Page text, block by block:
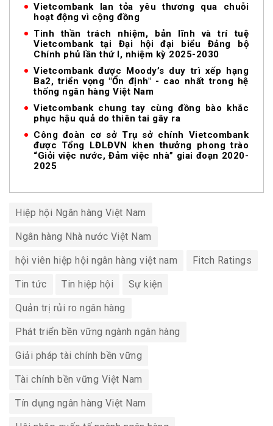
Vietcombank lan tỏa yêu thương qua chuỗi
hoạt động vì cộng đồng
Tinh thần trách nhiệm, bản lĩnh và trí tuệ
Vietcombank tại Đại hội đại biểu Đảng bộ
Chính phủ lần thứ I, nhiệm kỳ 2025-2030
Vietcombank được Moody’s duy trì xếp hạng
Ba2, triển vọng "Ổn định" - cao nhất trong hệ
thống ngân hàng Việt Nam
Vietcombank chung tay cùng đồng bào khắc
phục hậu quả do thiên tai gây ra
Công đoàn cơ sở Trụ sở chính Vietcombank
được Tổng LĐLĐVN khen thưởng phong trào
“Giỏi việc nước, Đảm việc nhà” giai đoạn 2020-
2025
Hiệp hội Ngân hàng Việt Nam
Ngân hàng Nhà nước Việt Nam
hội viên hiệp hội ngân hàng việt nam Fitch Ratings
Tin tức Tin hiệp hội Sự kiện
Quản trị rủi ro ngân hàng
Phát triển bền vững ngành ngân hàng
Giải pháp tài chính bền vững
Tài chính bền vững Việt Nam
Tín dụng ngân hàng Việt Nam